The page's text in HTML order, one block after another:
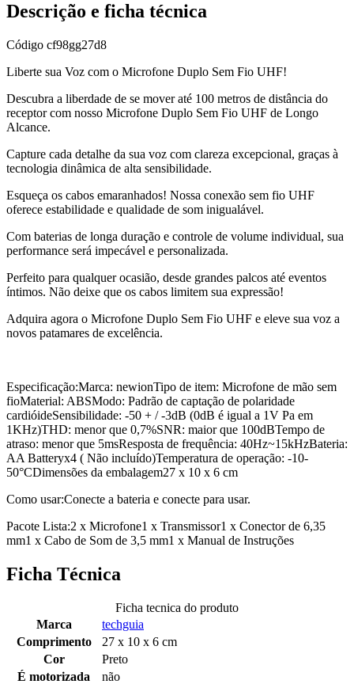
Descrição e ficha técnica
Código cf98gg27d8
Liberte sua Voz com o Microfone Duplo Sem Fio UHF!
Descubra a liberdade de se mover até 100 metros de distância do
receptor com nosso Microfone Duplo Sem Fio UHF de Longo
Alcance.
Capture cada detalhe da sua voz com clareza excepcional, graças à
tecnologia dinâmica de alta sensibilidade.
Esqueça os cabos emaranhados! Nossa conexão sem fio UHF
oferece estabilidade e qualidade de som inigualável.
Com baterias de longa duração e controle de volume individual, sua
performance será impecável e personalizada.
Perfeito para qualquer ocasião, desde grandes palcos até eventos
íntimos. Não deixe que os cabos limitem sua expressão!
Adquira agora o Microfone Duplo Sem Fio UHF e eleve sua voz a
novos patamares de excelência.
Especificação:Marca: newionTipo de item: Microfone de mão sem
fioMaterial: ABSModo: Padrão de captação de polaridade
cardióideSensibilidade: -50 + / -3dB (0dB é igual a 1V Pa em
1KHz)THD: menor que 0,7%SNR: maior que 100dBTempo de
atraso: menor que 5msResposta de frequência: 40Hz~15kHzBateria:
AA Batteryx4 ( Não incluído)Temperatura de operação: -10-
50°CDimensões da embalagem‎27 x 10 x 6 cm
Como usar:Conecte a bateria e conecte para usar.
Pacote Lista:2 x Microfone1 x Transmissor1 x Conector de 6,35
mm1 x Cabo de Som de 3,5 mm1 x Manual de Instruções
Ficha Técnica
Ficha tecnica do produto
Marca
techguia
Comprimento
27 x 10 x 6 cm
Cor
Preto
É motorizada
não